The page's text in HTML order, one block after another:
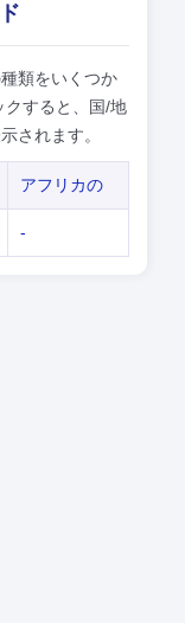
類をいくつか
クすると、国/地
されます。
アフリカの
-